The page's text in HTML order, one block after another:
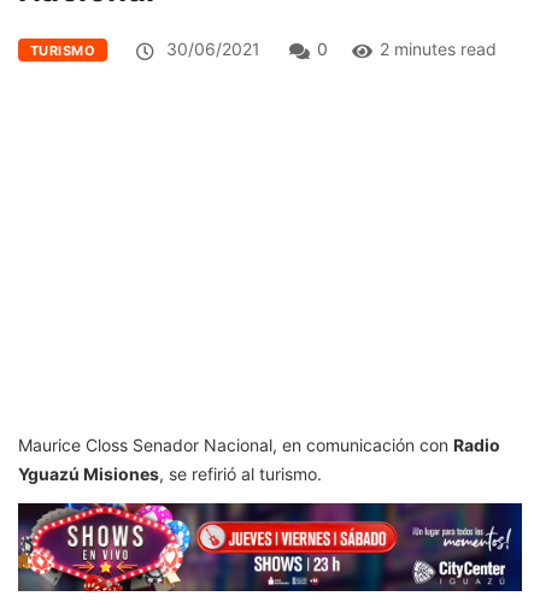
TURISMO 30/06/2021 0 2 minutes read
Maurice Closs Senador Nacional, en comunicación con Radio
Yguazú Misiones, se refirió al turismo.